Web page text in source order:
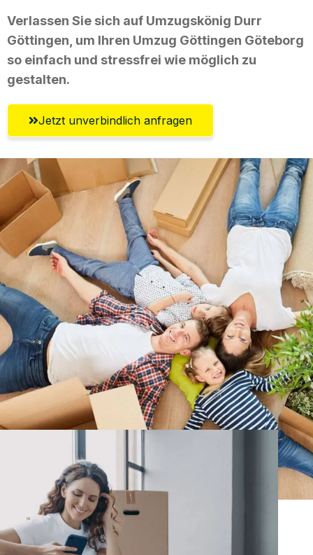
Verlassen Sie sich auf Umzugskönig Durr
Göttingen, um Ihren Umzug Göttingen Göteborg
so einfach und stressfrei wie möglich zu
gestalten.
Jetzt unverbindlich anfragen